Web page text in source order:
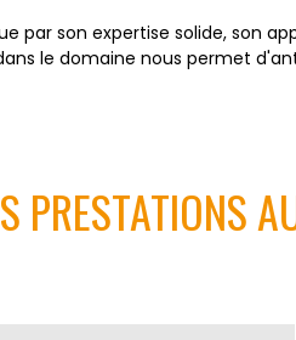
par son expertise solide, son
le domaine nous permet
PRESTATIONS